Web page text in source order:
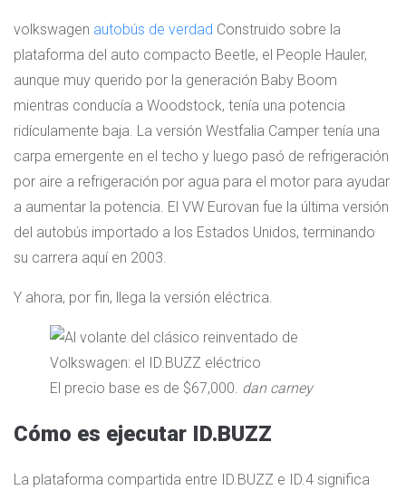
volkswagen autobús de verdad Construido sobre la
plataforma del auto compacto Beetle, el People Hauler,
aunque muy querido por la generación Baby Boom
mientras conducía a Woodstock, tenía una potencia
ridículamente baja. La versión Westfalia Camper tenía una
carpa emergente en el techo y luego pasó de refrigeración
por aire a refrigeración por agua para el motor para ayudar
a aumentar la potencia. El VW Eurovan fue la última versión
del autobús importado a los Estados Unidos, terminando
su carrera aquí en 2003.
Y ahora, por fin, llega la versión eléctrica.
El precio base es de $67,000. dan carney
Cómo es ejecutar ID.BUZZ
La plataforma compartida entre ID.BUZZ e ID.4 significa